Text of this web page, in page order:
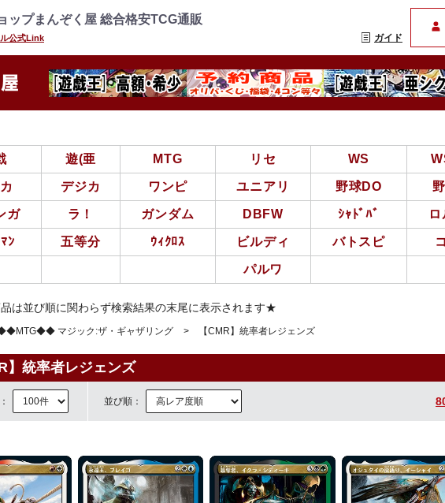
ップまんぞく屋 総合格安TCG通販
公式Link ガイド
まんぞく屋 格安TCG通
遊(亜 MTG リセ WS
デジカ ワンピ ユニアリ 野球DO
ガ ラ！ ガンダム DBFW ｼｬﾄﾞﾊﾞ
ﾝ 五等分 ｳｨｸﾛｽ ビルディ バトスピ
パルワ
は並び順に関わらず検索結果の末尾に表示されます★
マジック:ザ・ギャザリング 【CMR】統率者レジェンズ
】統率者レジェンズ
並び順：